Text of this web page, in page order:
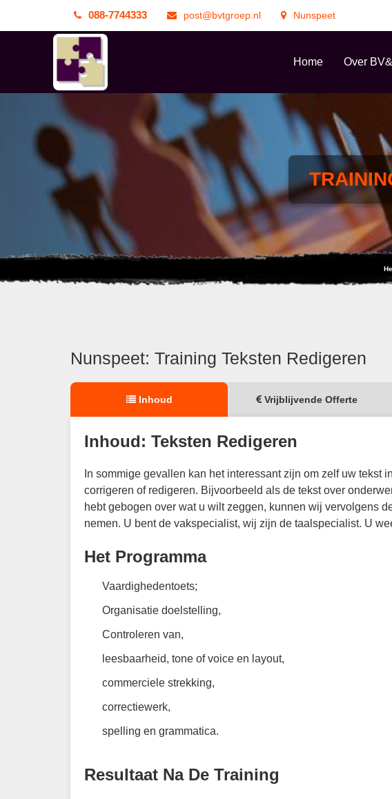
088-7744333 post@bvtgroep.nl Nunspeet
Home Over
Nunspeet: Training Teksten Redigeren
Inhoud Vrijblijvende Offerte
Inhoud: Teksten Redigeren
In sommige gevallen kan het interessant zijn om zelf uw tekst
corrigeren of redigeren. Bijvoorbeeld als de tekst over
hebt gebogen over wat u wilt zeggen, kunnen wij vervolgens
nemen. U bent de vakspecialist, wij zijn de taalspecialist. U
Het Programma
Vaardighedentoets;
Organisatie doelstelling,
Controleren van,
leesbaarheid, tone of voice en layout,
commerciele strekking,
correctiewerk,
spelling en grammatica.
Resultaat Na De Training